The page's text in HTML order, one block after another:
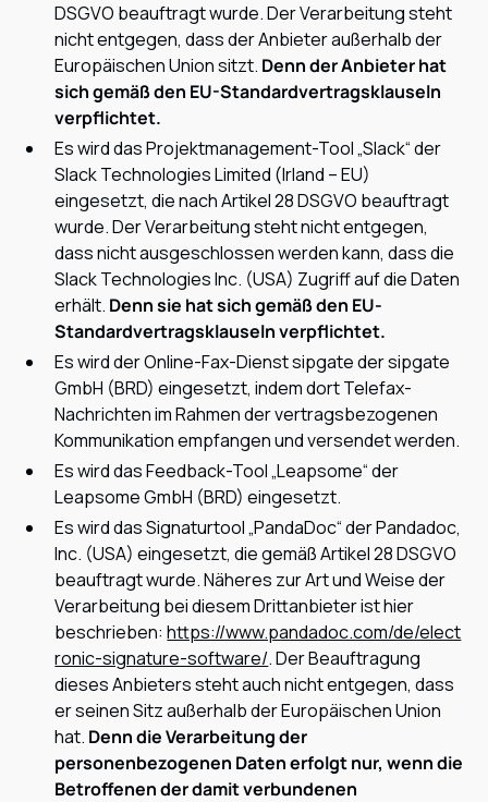
DSGVO beauftragt wurde. Der Verarbeitung steht
nicht entgegen, dass der Anbieter außerhalb der
Europäischen Union sitzt. Denn der Anbieter hat
sich gemäß den EU-Standardvertragsklauseln
verpflichtet.
Es wird das Projektmanagement-Tool „Slack“ der
Slack Technologies Limited (Irland – EU)
eingesetzt, die nach Artikel 28 DSGVO beauftragt
wurde. Der Verarbeitung steht nicht entgegen,
dass nicht ausgeschlossen werden kann, dass die
Slack Technologies Inc. (USA) Zugriff auf die Daten
erhält. Denn sie hat sich gemäß den EU-
Standardvertragsklauseln verpflichtet.
Es wird der Online-Fax-Dienst sipgate der sipgate
GmbH (BRD) eingesetzt, indem dort Telefax-
Nachrichten im Rahmen der vertragsbezogenen
Kommunikation empfangen und versendet werden.
Es wird das Feedback-Tool „Leapsome“ der
Leapsome GmbH (BRD) eingesetzt.
Es wird das Signaturtool „PandaDoc“ der Pandadoc,
Inc. (USA) eingesetzt, die gemäß Artikel 28 DSGVO
beauftragt wurde. Näheres zur Art und Weise der
Verarbeitung bei diesem Drittanbieter ist hier
beschrieben:https://www.pandadoc.com/de/elect
ronic-signature-software/. Der Beauftragung
dieses Anbieters steht auch nicht entgegen, dass
er seinen Sitz außerhalb der Europäischen Union
hat. Denn die Verarbeitung der
personenbezogenen Daten erfolgt nur, wenn die
Betroffenen der damit verbundenen